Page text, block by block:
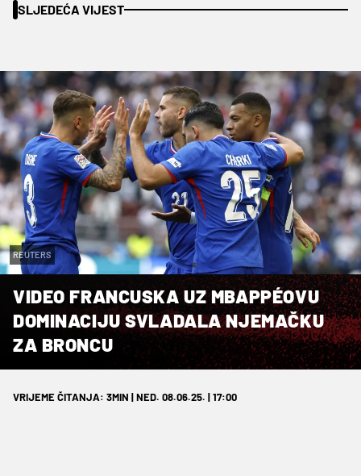
SLJEDEĆA VIJEST
REUTERS
VIDEO FRANCUSKA UZ MBAPPÉOVU
DOMINACIJU SVLADALA NJEMAČKU
ZA BRONCU
VRIJEME ČITANJA: 3MIN | NED. 08.06.25. | 17:00